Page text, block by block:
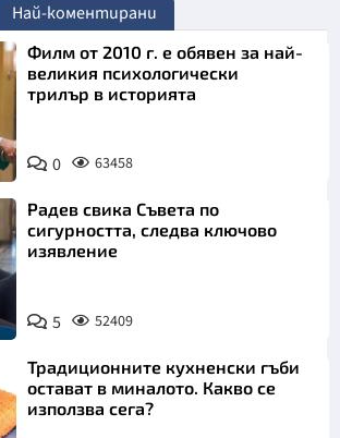
Най-коментирани
Филм от 2010 г. е обявен за най-
великия психологически
трилър в историята
0 63458
Радев свика Съвета по
сигурността, следва ключово
изявление
5 52409
Традиционните кухненски гъби
остават в миналото. Какво се
използва сега?